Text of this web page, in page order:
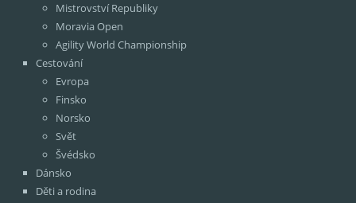
Mistrovství Republiky
Moravia Open
Agility World Championship
Cestování
Evropa
Finsko
Norsko
Svět
Švédsko
Dánsko
Děti a rodina